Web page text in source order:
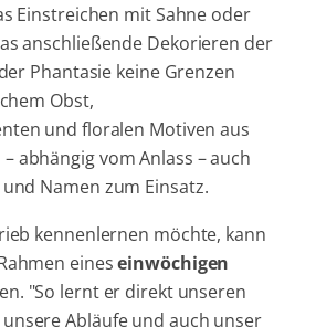
Einstreichen mit Sahne oder
anschließende Dekorieren der
Phantasie keine Grenzen
Obst,
und floralen Motiven aus
abhängig vom Anlass – auch
Namen zum Einsatz.
kennenlernen möchte, kann
eineseinwöchigen
"So lernt er direkt unseren
Abläufe und auch unser